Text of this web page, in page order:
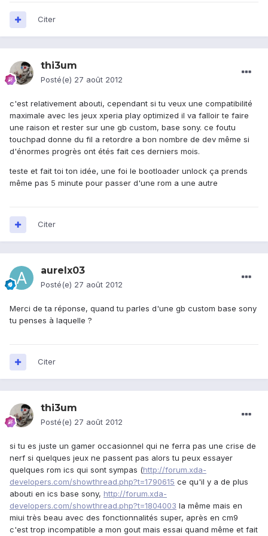
Citer
thi3um
Posté(e) 27 août 2012
c'est relativement abouti, cependant si tu veux une compatibilité
maximale avec les jeux xperia play optimized il va falloir te faire
une raison et rester sur une gb custom, base sony. ce foutu
touchpad donne du fil a retordre a bon nombre de dev même si
d'énormes progrès ont étés fait ces derniers mois.
teste et fait toi ton idée, une foi le bootloader unlock ça prends
même pas 5 minute pour passer d'une rom a une autre
Citer
aurelx03
Posté(e) 27 août 2012
Merci de ta réponse, quand tu parles d'une gb custom base sony
tu penses à laquelle ?
Citer
thi3um
Posté(e) 27 août 2012
si tu es juste un gamer occasionnel qui ne ferra pas une crise de
nerf si quelques jeux ne passent pas alors tu peux essayer
quelques rom ics qui sont sympas (http://forum.xda-
developers.com/showthread.php?t=1790615 ce qu'il y a de plus
abouti en ics base sony, http://forum.xda-
developers.com/showthread.php?t=1804003 la même mais en
miui très beau avec des fonctionnalités super, après en cm9
c'est trop incompatible a mon gout mais essai quand même et fait